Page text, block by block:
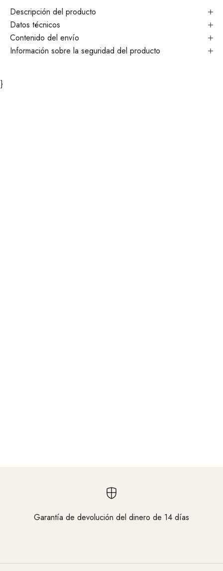
Descripción del producto
Datos técnicos
Contenido del envío
Información sobre la seguridad del producto
}
Garantía de devolución del dinero de 14 días